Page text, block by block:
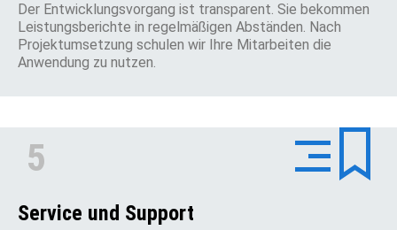
Der Entwicklungsvorgang ist transparent. Sie bekommen
Leistungsberichte in regelmäßigen Abständen. Nach
Projektumsetzung schulen wir Ihre Mitarbeiten die
Anwendung zu nutzen.
5
Service und Support